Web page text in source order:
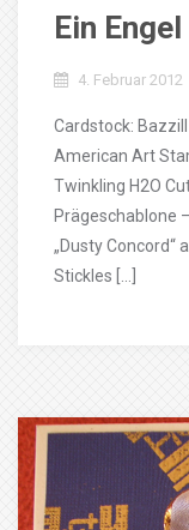
Ein
4. Februar 2012
Cardstock:
American Art
Twinkling H2O
Prägeschablone
„Dusty Concord“
Stickles […]